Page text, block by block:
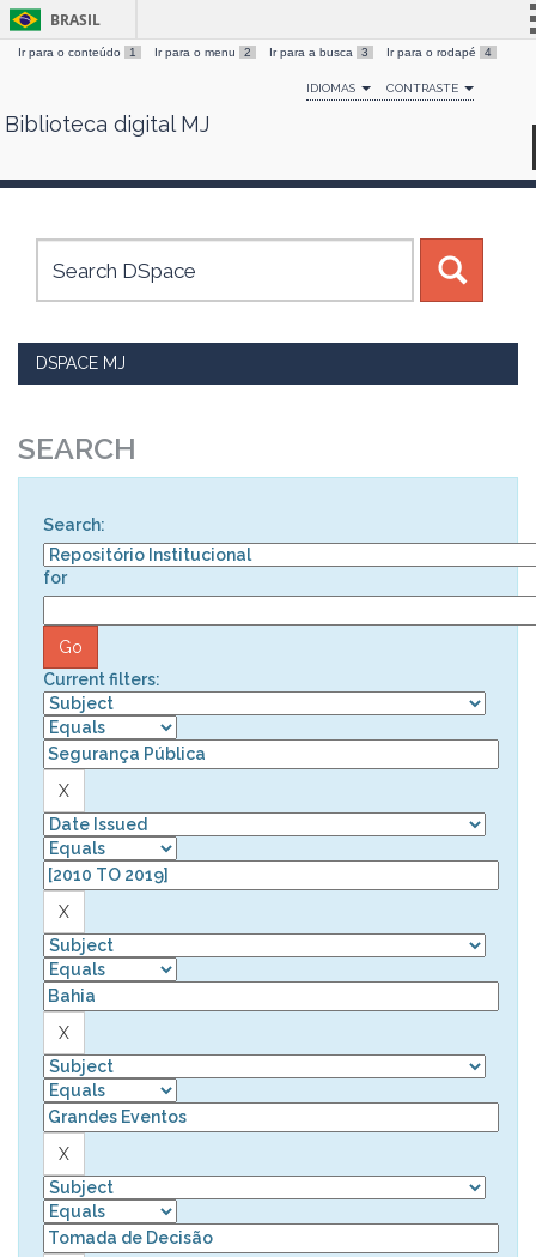
Skip
BRASIL
Simplifique!
Comunica BR
Canais
Ir para o conteúdo 1 Ir para o menu 2 Ir para a busca 3 Ir para o rodapé 4
IDIOMAS CONTRASTE
Biblioteca digital MJ
DSPACE MJ
SEARCH
Search:
for
Current filters: